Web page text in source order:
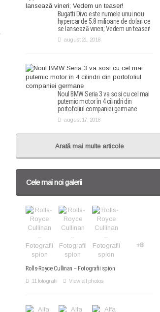
Bugatti Divo este numele unui nou
hypercar de 5.8 milioane de dolari ce
se lansează vineri; Vedem un teaser!
august 21, 2018
Noul BMW Seria 3 va sosi cu cel mai
puternic motor în 4 cilindri din
portofoliul companiei germane
august 17, 2018
Arată mai multe articole
Cele mai noi galerii
+8
Rolls-Royce Cullinan – Fotografii spion
11 fotografii View all photos